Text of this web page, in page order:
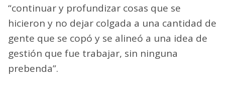
“continuar y profundizar cosas que se
hicieron y no dejar colgada a una cantidad de
gente que se copó y se alineó a una idea de
gestión que fue trabajar, sin ninguna
prebenda”.